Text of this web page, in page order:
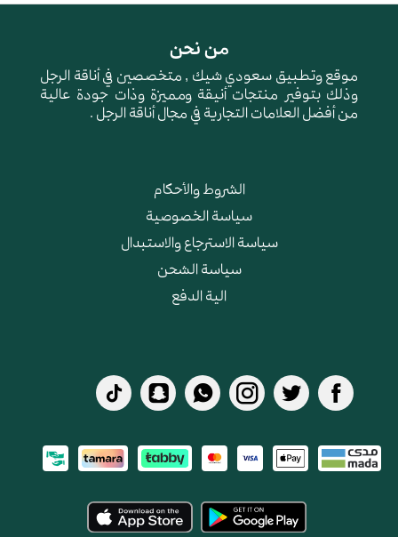
من نحن
موقع وتطبيق سعودي شيك , متخصصين في أناقة الرجل
وذلك بتوفير منتجات أنيقة ومميزة وذات جودة عالية
من أفضل العلامات التجارية في مجال أناقة الرجل .
الشروط والأحكام
سياسة الخصوصية
سياسة الاسترجاع والاستبدال
سياسة الشحن
الية الدفع